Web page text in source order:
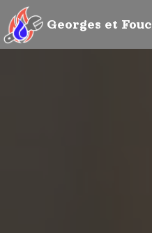
Georges et
Panneau de gestion des